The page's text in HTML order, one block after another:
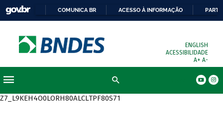
COMUNICA BR ACESSO À INFORMAÇÃO
ENGLISH
ACESSIBILIDADE
A+ A-
Z7_L9KEH4O0LORH80ALCLTPF80S71